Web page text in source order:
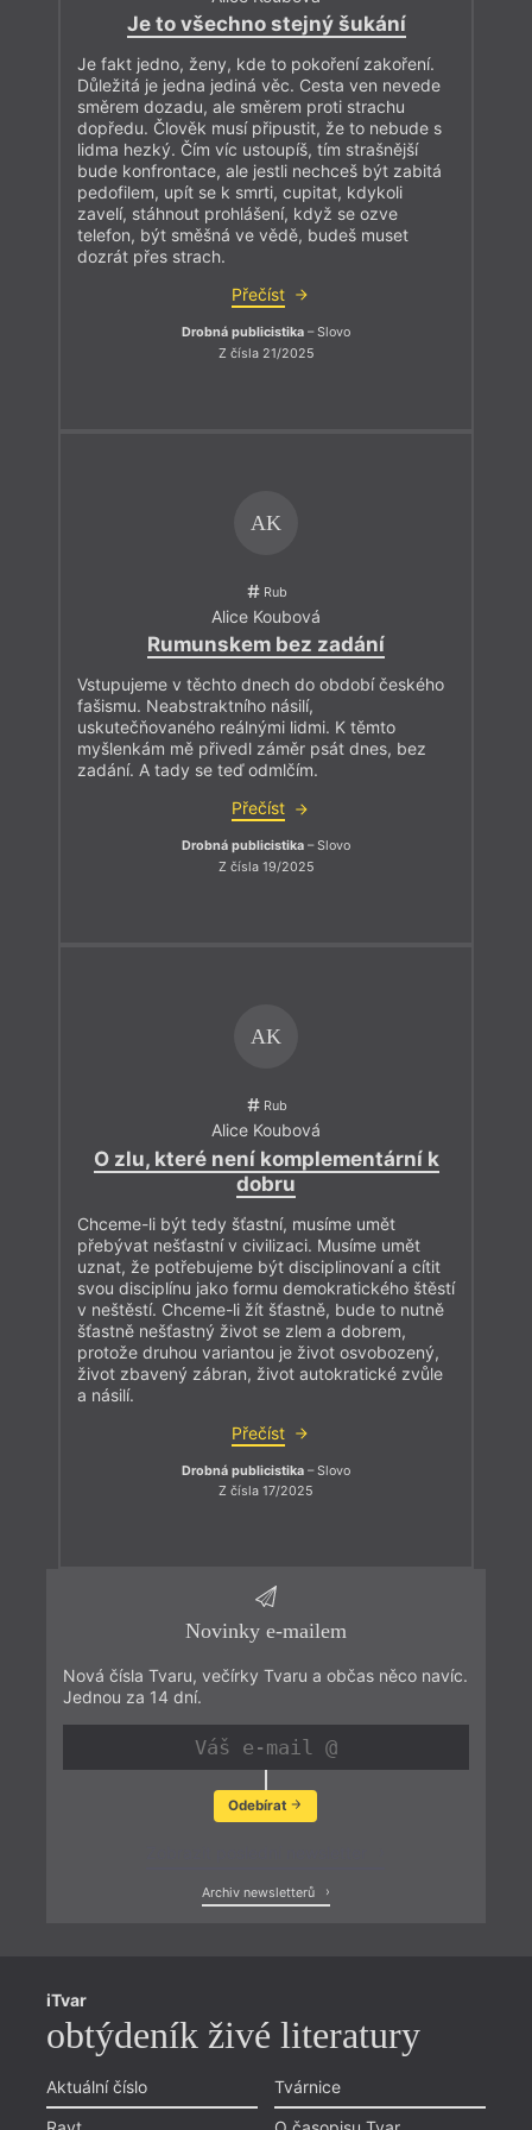
Je to všechno stejný šukání
Je fakt jedno, ženy, kde to pokoření zakoření.
Důležitá je jedna jediná věc. Cesta ven nevede
směrem dozadu, ale směrem proti strachu
dopředu. Člověk musí připustit, že to nebude s
lidma hezký. Čím víc ustoupíš, tím strašnější
bude konfrontace, ale jestli nechceš být zabitá
pedofilem, upít se k smrti, cupitat, kdykoli
zavelí, stáhnout prohlášení, když se ozve
telefon, být směšná ve vědě, budeš muset
dozrát přes strach.
Přečíst
Drobná publicistika – Slovo
Z čísla 21/2025
AK
Rub
Alice Koubová
Rumunskem bez zadání
Vstupujeme v těchto dnech do období českého
fašismu. Neabstraktního násilí,
uskutečňovaného reálnými lidmi. K těmto
myšlenkám mě přivedl záměr psát dnes, bez
zadání. A tady se teď odmlčím.
Přečíst
Drobná publicistika – Slovo
Z čísla 19/2025
AK
Rub
Alice Koubová
O zlu, které není komplementární k
dobru
Chceme-li být tedy šťastní, musíme umět
přebývat nešťastní v civilizaci. Musíme umět
uznat, že potřebujeme být disciplinovaní a cítit
svou disciplínu jako formu demokratického štěstí
v neštěstí. Chceme-li žít šťastně, bude to nutně
šťastně nešťastný život se zlem a dobrem,
protože druhou variantou je život osvobozený,
život zbavený zábran, život autokratické zvůle
a násilí.
Přečíst
Drobná publicistika – Slovo
Z čísla 17/2025
Novinky e-mailem
Nová čísla Tvaru, večírky Tvaru a občas něco navíc.
Jednou za 14 dní.
Odebírat
Archiv newsletterů
iTvar
obtýdeník živé literatury
Aktuální číslo
Tvárnice